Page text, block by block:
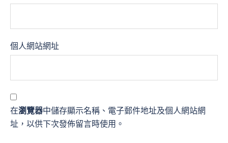
個人網站網址
在瀏覽器中儲存顯示名稱、電子郵件地址及個人網站網
址，以供下次發佈留言時使用。